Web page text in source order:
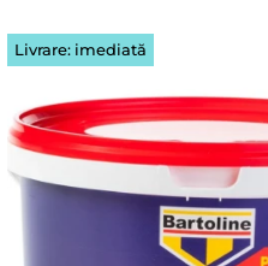
Livrare: imediată